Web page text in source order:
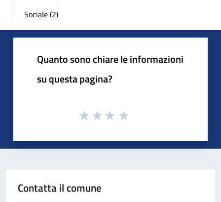
Sociale (2)
Quanto sono chiare le informazioni
su questa pagina?
Contatta il comune